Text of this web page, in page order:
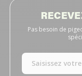
Pas besoin de